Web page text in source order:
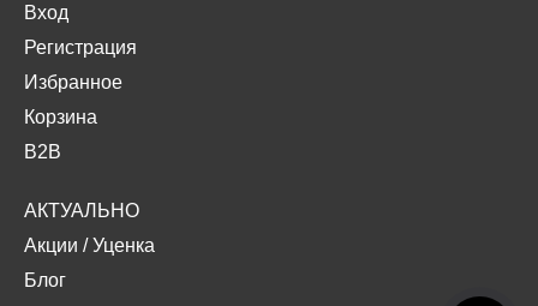
Вход
Регистрация
Избранное
Корзина
B2B
АКТУАЛЬНО
Акции /Уценка
Блог